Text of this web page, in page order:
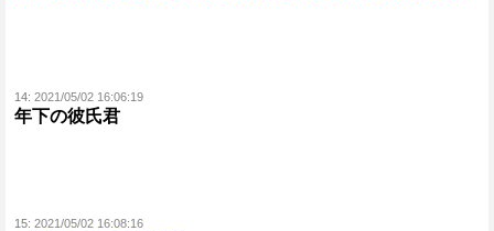
14: 2021/05/02 16:06:19
年下の彼氏君
15: 2021/05/02 16:08:16